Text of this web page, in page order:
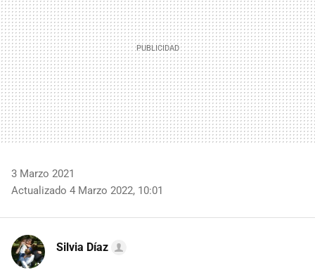
3 Marzo 2021
Actualizado 4 Marzo 2022, 10:01
Silvia Díaz